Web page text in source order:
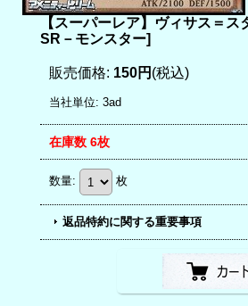
【スーパーレア】ヴィサス＝ス
SR－モンスター]
販売価格: 150円 (税込)
当社単位: 3ad
在庫数 6枚
数量: 枚
返品特約に関する重要事項